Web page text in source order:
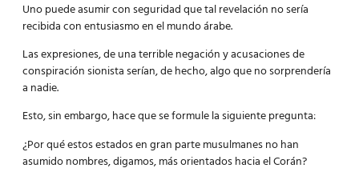
Uno puede asumir con seguridad que tal revelación no sería
recibida con entusiasmo en el mundo árabe.
Las expresiones, de una terrible negación y acusaciones de
conspiración sionista serían, de hecho, algo que no sorprendería
a nadie.
Esto, sin embargo, hace que se formule la siguiente pregunta:
¿Por qué estos estados en gran parte musulmanes no han
asumido nombres, digamos, más orientados hacia el Corán?